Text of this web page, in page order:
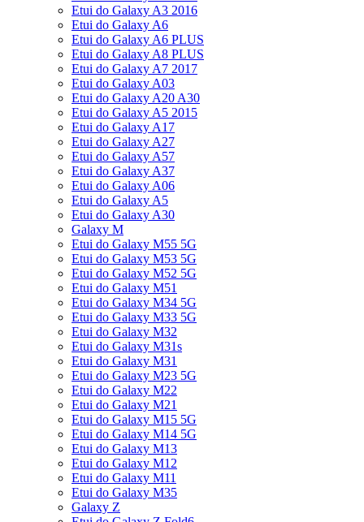
Etui do Galaxy A3 2016
Etui do Galaxy A6
Etui do Galaxy A6 PLUS
Etui do Galaxy A8 PLUS
Etui do Galaxy A7 2017
Etui do Galaxy A03
Etui do Galaxy A20 A30
Etui do Galaxy A5 2015
Etui do Galaxy A17
Etui do Galaxy A27
Etui do Galaxy A57
Etui do Galaxy A37
Etui do Galaxy A06
Etui do Galaxy A5
Etui do Galaxy A30
Galaxy M
Etui do Galaxy M55 5G
Etui do Galaxy M53 5G
Etui do Galaxy M52 5G
Etui do Galaxy M51
Etui do Galaxy M34 5G
Etui do Galaxy M33 5G
Etui do Galaxy M32
Etui do Galaxy M31s
Etui do Galaxy M31
Etui do Galaxy M23 5G
Etui do Galaxy M22
Etui do Galaxy M21
Etui do Galaxy M15 5G
Etui do Galaxy M14 5G
Etui do Galaxy M13
Etui do Galaxy M12
Etui do Galaxy M11
Etui do Galaxy M35
Galaxy Z